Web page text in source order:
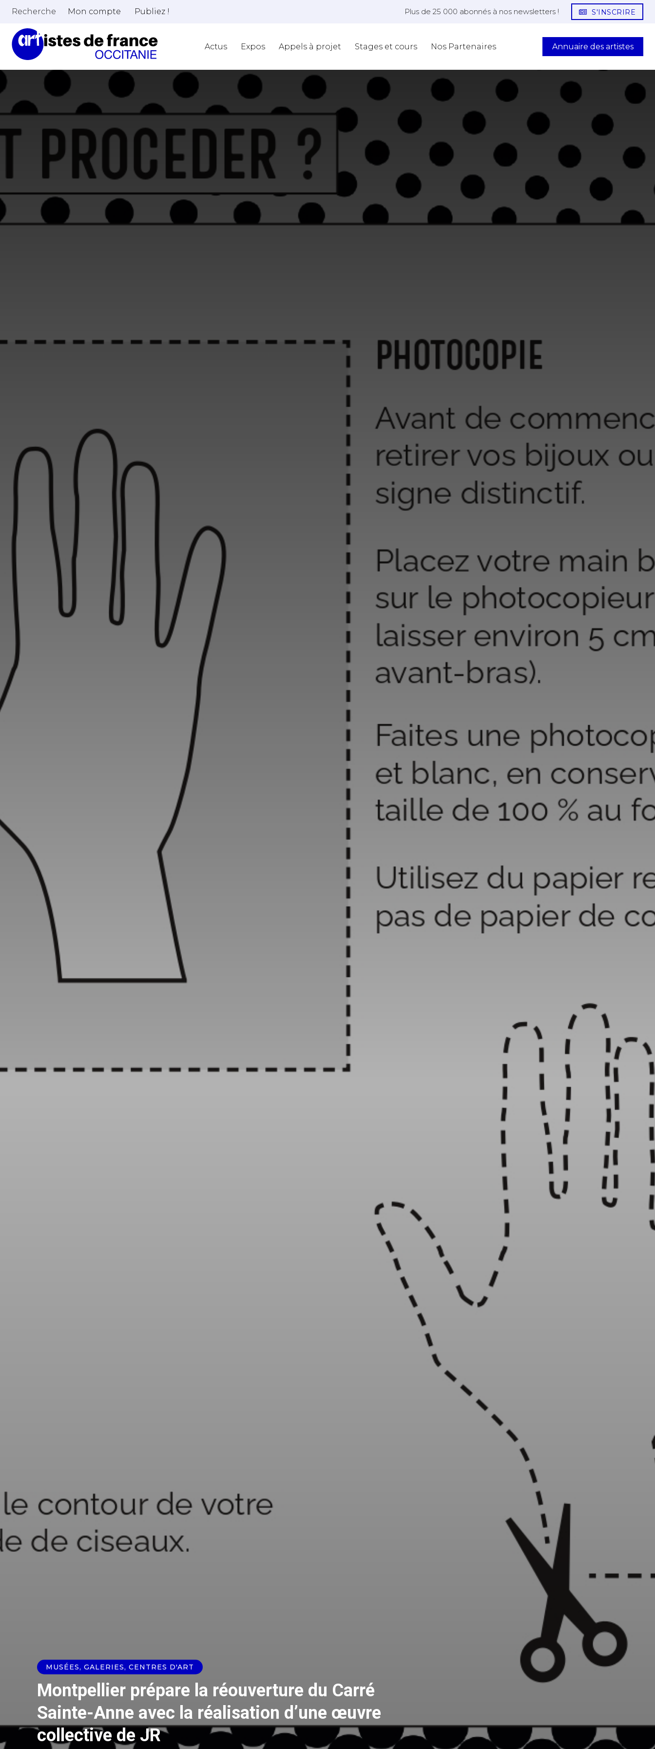
Adresse email*
Nom
Prénom
Statut / Organisation
Adresse email*
Nom
Prénom
* Champ obligatoire
Recherche Mon compte Publiez ! Plus de 25 000 abonnés à nos newsletters ! S'INSCRIRE
Actus Expos Appels à projet Stages et cours Nos Partenaires Annuaire des artistes
MUSÉES, GALERIES, CENTRES D'ART
Montpellier prépare la réouverture du Carré
Sainte-Anne avec la réalisation d’une œuvre
collective de JR